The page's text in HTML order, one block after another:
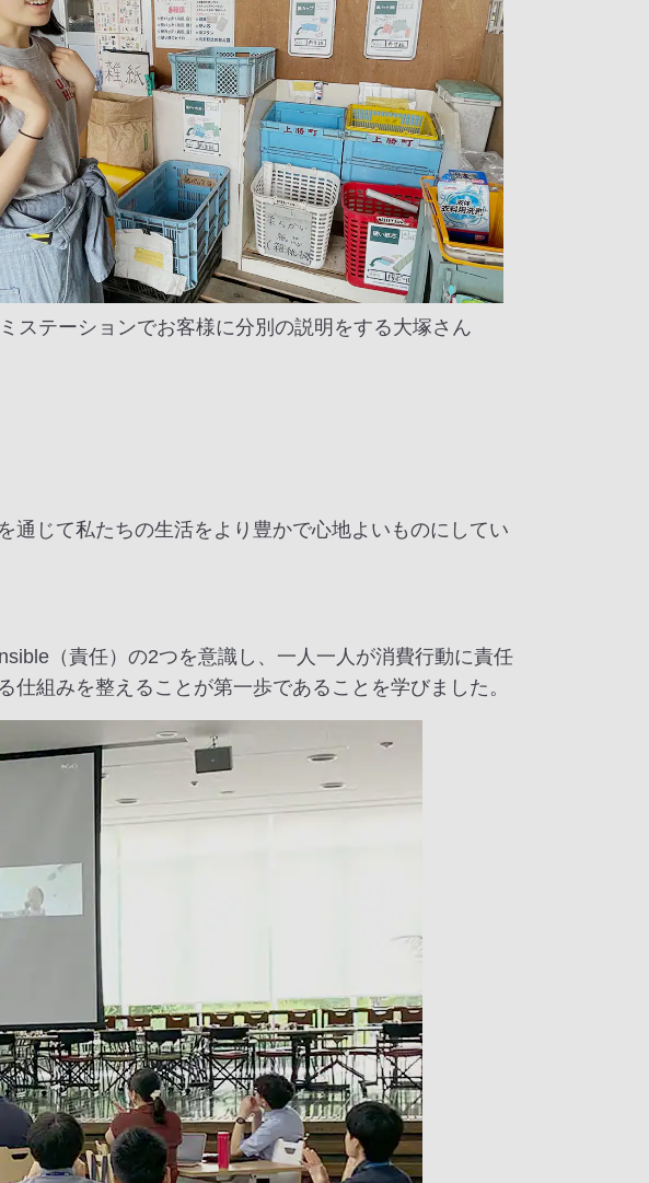
ステーションでお客様に分別の説明をする大塚さん
通じて私たちの生活をより豊かで心地よいものにしてい
（責任）の2つを意識し、一人一人が消費行動に責任
組みを整えることが第一歩であることを学びました。